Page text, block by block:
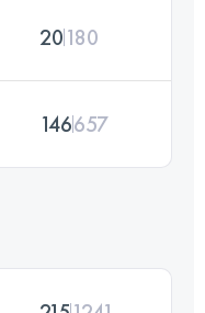
20180
146657